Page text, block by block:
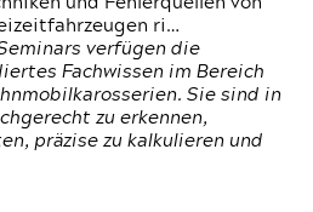
ri…
verfügen die
Fachwissen im Bereich
Sie sind in
zu erkennen,
präzise zu kalkulieren und